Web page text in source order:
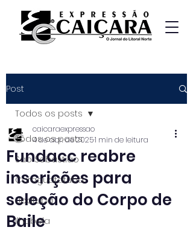
Post
Todos os posts
São Sebastião
Caraguatatuba
Ubatuba
Ilhabela
Todos os posts
Fundacc reabre
inscrições para
seleção do Corpo de
Baile
caicaraexpressao
4 de abr. de 20251 min de leitura